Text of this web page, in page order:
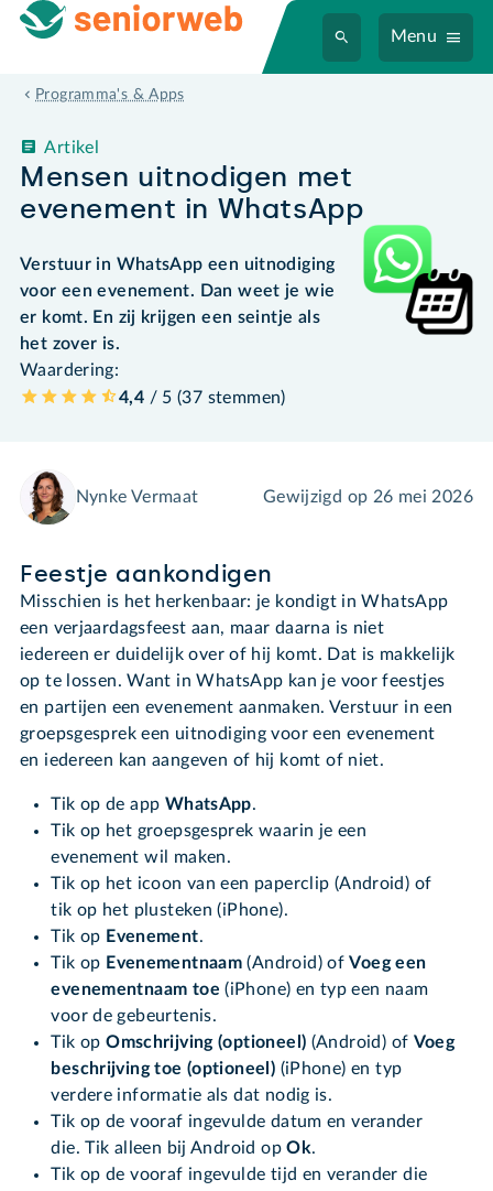
Menu
Programma's & Apps
Mensen uitnodigen met
evenement in WhatsApp
Artikel
Verstuur in WhatsApp een uitnodiging
voor een evenement. Dan weet je wie
er komt. En zij krijgen een seintje als
het zover is.
Waardering:
4,4 / 5 (37 stemmen)
Nynke Vermaat Gewijzigd op 26 mei 2026
Feestje aankondigen
Misschien is het herkenbaar: je kondigt in WhatsApp
een verjaardagsfeest aan, maar daarna is niet
iedereen er duidelijk over of hij komt. Dat is makkelijk
op te lossen. Want in WhatsApp kan je voor feestjes
en partijen een evenement aanmaken. Verstuur in een
groepsgesprek een uitnodiging voor een evenement
en iedereen kan aangeven of hij komt of niet.
Tik op de app WhatsApp.
Tik op het groepsgesprek waarin je een
evenement wil maken.
Tik op het icoon van een paperclip (Android) of
tik op het plusteken (iPhone).
Tik op Evenement.
Tik op Evenementnaam (Android) ofVoeg een
evenementnaam toe (iPhone) en typ een naam
voor de gebeurtenis.
Tik opOmschrijving (optioneel) (Android) of Voeg
beschrijving toe (optioneel) (iPhone) en typ
verdere informatie als dat nodig is.
Tik op de vooraf ingevulde datum en verander
die. Tik alleen bij Android opOk.
Tik op de vooraf ingevulde tijd en verander die